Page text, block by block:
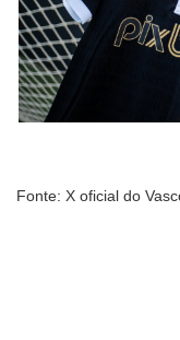
Fonte: X oficial do